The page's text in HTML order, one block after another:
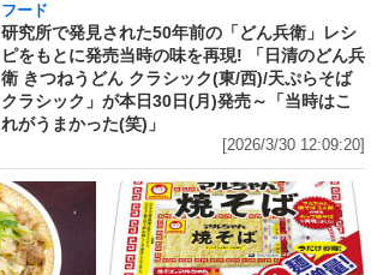
フード
研究所で発見された50年前の「どん兵衛」レシ
ピをもとに発売当時の味を再現! 「日清のどん兵
衛 きつねうどん クラシック(東/西)/天ぷらそば
クラシック」が本日30日(月)発売～「当時はこ
れがうまかった(笑)」
[2026/3/30 12:09:20]